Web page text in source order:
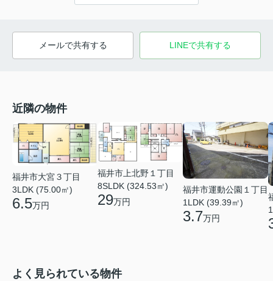
メールで共有する LINEで共有する
近隣の物件
福井市大宮３丁目
3LDK (75.00㎡)
6.5万円
福井市上北野１丁目
8SLDK (324.53㎡)
29万円
福井市運動公園１丁目
1LDK (39.39㎡)
3.7万円
よく見られている物件